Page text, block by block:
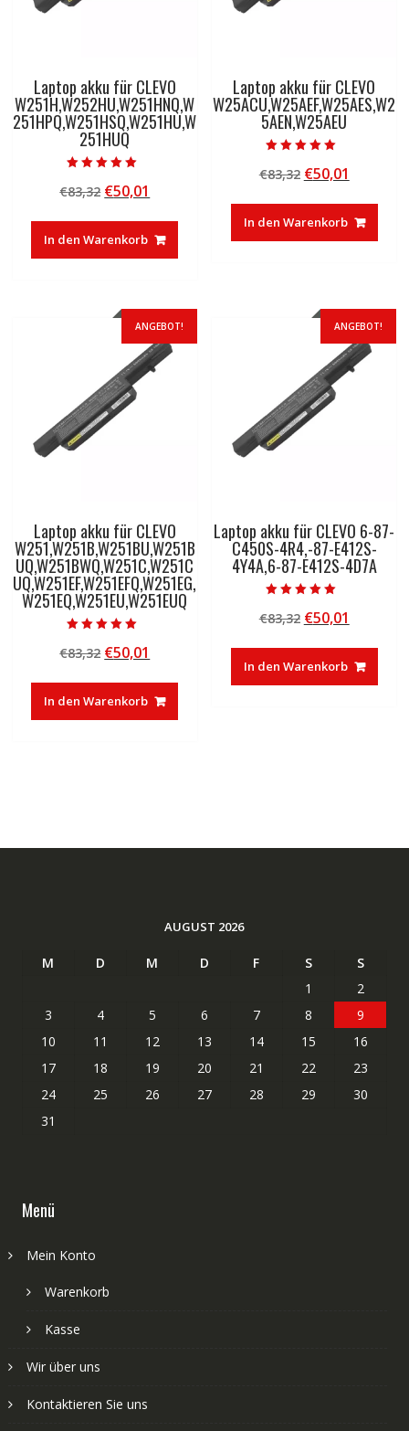
Laptop akku für CLEVO
W251H,W252HU,W251HNQ,W
251HPQ,W251HSQ,W251HU,W
251HUQ
5.00
von 5
€83,32 Ursprünglicher
war:
€83,32
€50,01
ist:
€50,01.
In den Warenkorb
Laptop akku für CLEVO
W25ACU,W25AEF,W25AES,W2
5AEN,W25AEU
5.00
von 5
€83,32 Ursprünglicher
war:
€83,32
€50,01
ist:
€50,01.
In den Warenkorb
ANGEBOT!
Laptop akku für CLEVO
W251,W251B,W251BU,W251B
UQ,W251BWQ,W251C,W251C
UQ,W251EF,W251EFQ,W251EG,
W251EQ,W251EU,W251EUQ
5.00
von 5
€83,32 Ursprünglicher
war:
€83,32
€50,01
ist:
€50,01.
In den Warenkorb
ANGEBOT!
Laptop akku für CLEVO 6-87-
C450S-4R4,-87-E412S-
4Y4A,6-87-E412S-4D7A
5.00
von 5
€83,32 Ursprünglicher
war:
€83,32
€50,01
ist:
€50,01.
In den Warenkorb
AUGUST 2026
M D M D F S
S
1
2
3
4 5 6 7 8
9
10
11 12 13 14 15
16
17
18 19 20 21 22
23
24
25 26 27 28 29
30
31
Menü
Mein Konto
Warenkorb
Kasse
Wir über uns
Kontaktieren Sie uns